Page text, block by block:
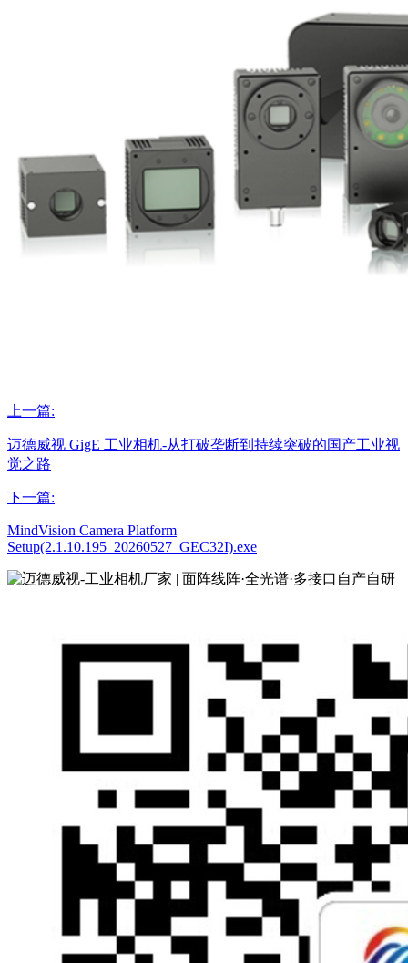
上一篇:
迈德威视 GigE 工业相机-从打破垄断到持续突破的国产工业视
觉之路
下一篇:
MindVision Camera Platform
Setup(2.1.10.195_20260527_GEC32I).exe